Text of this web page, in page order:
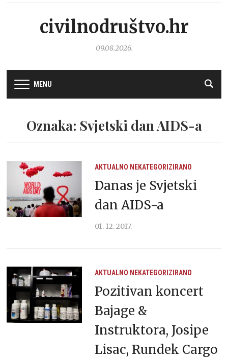
civilnodruštvo.hr
09.08.2026.
MENU
Oznaka: Svjetski dan AIDS-a
AKTUALNO NEKATEGORIZIRANO
Danas je Svjetski
dan AIDS-a
01. 12. 2017.
AKTUALNO NEKATEGORIZIRANO
Pozitivan koncert
Bajage &
Instruktora, Josipe
Lisac, Rundek Cargo